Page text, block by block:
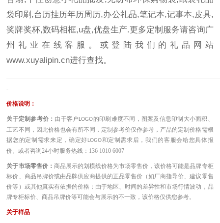
袋印刷,台历挂历年历周历,办公礼品,笔记本,记事本,皮具,
奖牌奖杯,数码相框,u盘,优盘生产.更多定制服务请咨询广
州礼业在线客服。或登陆我们的礼品网站
www.xuyalipin.cn进行查找。
-
价格说明：
关于定制参考价： 由于客户LOGO的印刷难度不同，图案及信息印制大小面积、
工艺不同，因此价格也会有所不同，定制参考价仅作参考，产品的定制价格需根
据您的定制需求来定，确定好 LOGO和定制需求后，我们的客服会给您具体报
价。或者咨询24小时服务热线：136 1010 6007
关于市场零售价： 商品展示的划横线价格为市场零售价，该价格可能是品牌专柜
标价、商品吊牌价或由品牌供应商提供的正品零售价（如厂商指导价、建议零售
价等）或其他真实有依据的价格；由于地区、时间的差异性和市场行情波动，品
牌专柜标价、商品吊牌价等可能会与展示的不一致，该价格仅供您参考。
关于样品